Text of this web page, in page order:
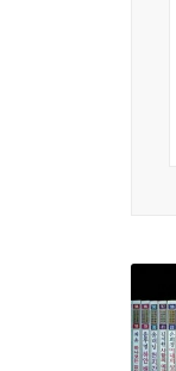
전
소
섬
윤이
SF적